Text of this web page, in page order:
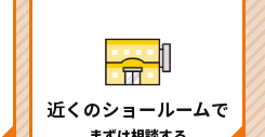
近くのショールームで